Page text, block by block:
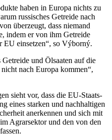
haben in Europa nichts zu
russisches Getreide nach
überzeugt, dass niemand
indem er von ihm Getreide
einsetzen“, so Výborný.
und Ölsaaten auf die
nach Europa kommen“,
sieht vor, dass die EU-Staats-
eines starken und nachhaltigen
anerkennen und sich mit
Agrarsektor und den von den